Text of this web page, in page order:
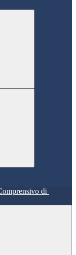
di